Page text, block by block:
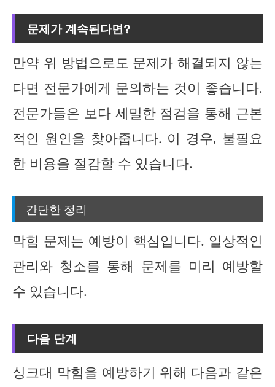
문제가 계속된다면?
만약 위 방법으로도 문제가 해결되지 않는
다면 전문가에게 문의하는 것이 좋습니다.
전문가들은 보다 세밀한 점검을 통해 근본
적인 원인을 찾아줍니다. 이 경우, 불필요
한 비용을 절감할 수 있습니다.
간단한 정리
막힘 문제는 예방이 핵심입니다. 일상적인
관리와 청소를 통해 문제를 미리 예방할
수 있습니다.
다음 단계
싱크대 막힘을 예방하기 위해 다음과 같은